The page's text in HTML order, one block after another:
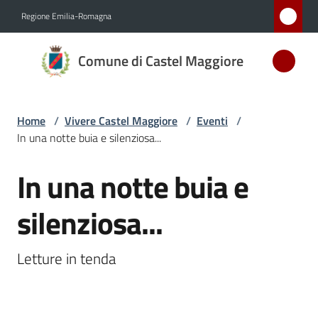
Regione Emilia-Romagna
Comune di Castel Maggiore
Comune
di Castel
D'ARGENTO
AL MERITO
Amministrazione
Novità
Home / Vivere Castel Maggiore / Eventi /
In una notte buia e silenziosa...
Salta al contenuto
In una notte buia e
silenziosa...
Letture in tenda